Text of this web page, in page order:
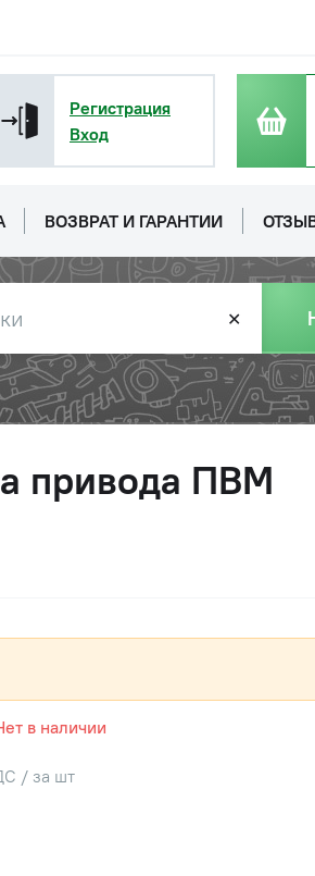
Регистрация
Вход
ВОЗВРАТ И ГАРАНТИИ
✕
привода ПВМ
в наличии
/ за шт